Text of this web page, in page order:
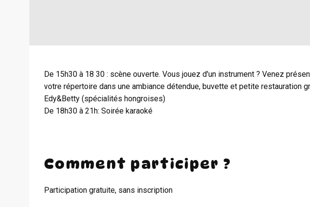
De 15h30 à 18 30 : scène ouverte. Vous jouez d'un instrument ? Venez
votre répertoire dans une ambiance détendue, buvette et petite restauration
Edy&Betty (spécialités hongroises)
De 18h30 à 21h: Soirée karaoké
Comment participer ?
Participation gratuite, sans inscription